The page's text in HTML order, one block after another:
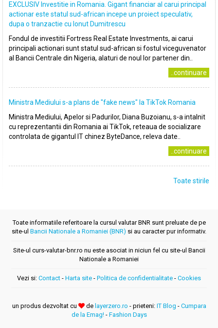
EXCLUSIV Investitie in Romania. Gigant financiar al carui principal
actionar este statul sud-african incepe un proiect speculativ,
dupa o tranzactie cu Ionut Dumitrescu
Fondul de investitii Fortress Real Estate Investments, ai carui
principali actionari sunt statul sud-african si fostul viceguvenator
al Bancii Centrale din Nigeria, alaturi de noul lor partener din..
..continuare
Ministra Mediului s-a plans de ″fake news″ la TikTok Romania
Ministra Mediului, Apelor si Padurilor, Diana Buzoianu, s-a intalnit
cu reprezentantii din Romania ai TikTok, reteaua de socializare
controlata de gigantul IT chinez ByteDance, releva date..
..continuare
Toate stirile
Toate informatiile referitoare la cursul valutar BNR sunt preluate de pe
site-ul Bancii Nationale a Romaniei (BNR) si au caracter pur informativ.
Site-ul curs-valutar-bnr.ro nu este asociat in niciun fel cu site-ul Bancii
Nationale a Romaniei
Vezi si: Contact - Harta site - Politica de confidentialitate - Cookies
un produs dezvoltat cu de layerzero.ro - prieteni: IT Blog - Cumpara
de la Emag!- Fashion Days